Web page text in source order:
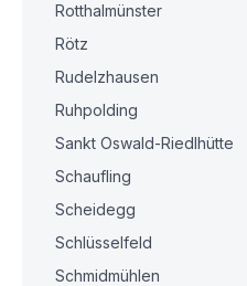
Rotthalmünster
Rötz
Rudelzhausen
Ruhpolding
Sankt Oswald-Riedlhütte
Schaufling
Scheidegg
Schlüsselfeld
Schmidmühlen